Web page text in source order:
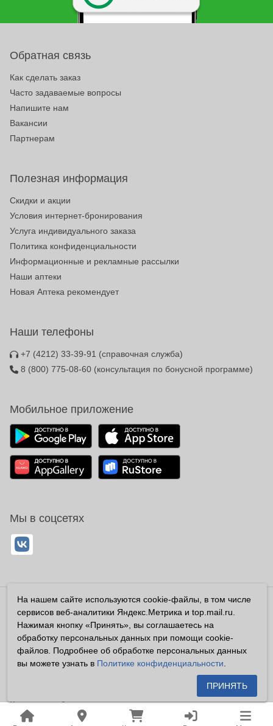
Обратная связь
Как сделать заказ
Часто задаваемые вопросы
Напишите нам
Вакансии
Партнерам
Полезная информация
Скидки и акции
Условия интернет-бронирования
Услуга индивидуального заказа
Политика конфиденциальности
Информационные и рекламные рассылки
Наши аптеки
Новая Аптека рекомендует
Наши телефоны
+7 (4212) 33-39-91 (справочная служба)
8 (800) 775-08-60 (консультация по бонусной программе)
Мобильное приложение
Мы в соцсетях
Владелец сайта ООО «Суперфарма» ОГРН 1032700302194
Все права защищены ©2026
Информация, размещенная на данном сайте имеет
справочный характер, и не должна восприниматься
посетителями сайта как публичная оферта, предусмотренная
Владелец сайта устанавливает запрет на цитирование,
копирование и размещение информации, размещенной на
На нашем сайте используются cookie-файлы, в том числе
сервисов веб-аналитики Яндекс.Метрика и top.mail.ru.
Нажимая кнопку «Принять», вы соглашаетесь на
обработку персональных данных при помощи cookie-
файлов. Подробнее об обработке персональных данных
вы можете узнать в Политике конфиденциальности
ПРИНЯТЬ